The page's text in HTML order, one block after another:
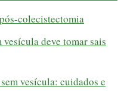
colecistectomia
deve tomar sais
vesícula: cuidados e